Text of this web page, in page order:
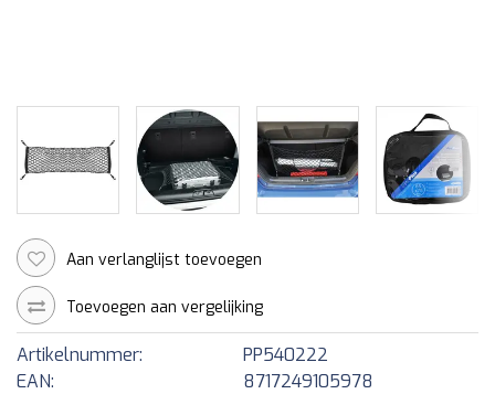
Aan verlanglijst toevoegen
Toevoegen aan vergelijking
Artikelnummer:
PP540222
EAN:
8717249105978